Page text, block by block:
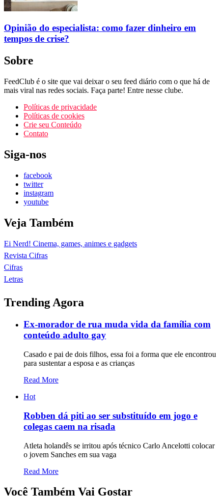
Opinião do especialista: como fazer dinheiro em
tempos de crise?
Sobre
FeedClub é o site que vai deixar o seu feed diário com o que há de
mais viral nas redes sociais. Faça parte! Entre nesse clube.
Políticas de privacidade
Políticas de cookies
Crie seu Conteúdo
Contato
Siga-nos
facebook
twitter
instagram
youtube
Veja Também
Ei Nerd! Cinema, games, animes e gadgets
Revista Cifras
Cifras
Letras
Trending Agora
Ex-morador de rua muda vida da família com
conteúdo adulto gay
Casado e pai de dois filhos, essa foi a forma que ele encontrou
para sustentar a esposa e as crianças
Read More
Hot
Robben dá piti ao ser substituído em jogo e
colegas caem na risada
Atleta holandês se irritou após técnico Carlo Ancelotti colocar
o jovem Sanches em sua vaga
Read More
Você Também Vai Gostar